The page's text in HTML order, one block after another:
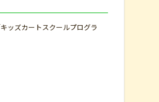
ッズカートスクールプログラ